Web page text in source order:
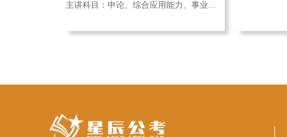
主讲科目：申论、综合应用能力、事业单位主观题、面试